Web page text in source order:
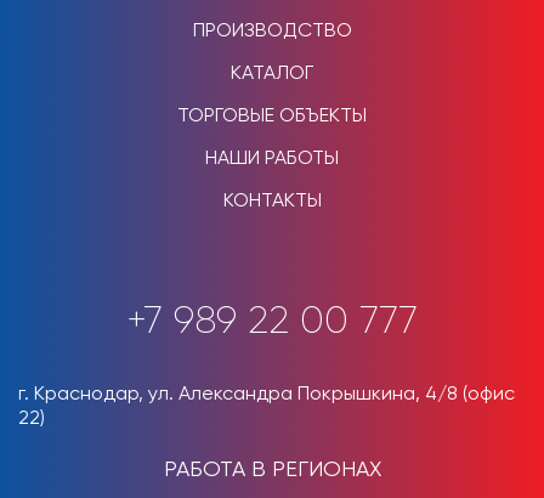
ПРОИЗВОДСТВО
КАТАЛОГ
ТОРГОВЫЕ ОБЪЕКТЫ
НАШИ РАБОТЫ
КОНТАКТЫ
+7 989 22 00 777
г. Краснодар, ул. Александра Покрышкина, 4/8 (офис
22)
РАБОТА В РЕГИОНАХ